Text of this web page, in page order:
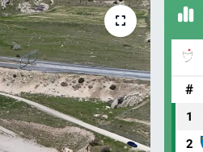
#
1
2